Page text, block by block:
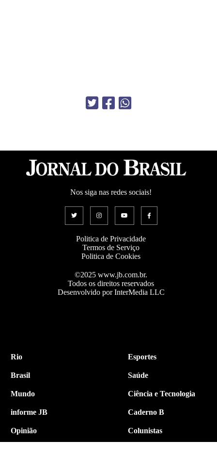
Nos siga nas redes sociais!
Politica de Privacidade
Termos de Serviço
Politica de Cookies
©2025 www.jb.com.br.
Todos os direitos reservados
Desenvolvido por InterMedia LLC
Rio
Brasil
Mundo
informe JB
Opinião
Esportes
Saúde
Ciência e Tecnologia
Caderno B
Colunistas